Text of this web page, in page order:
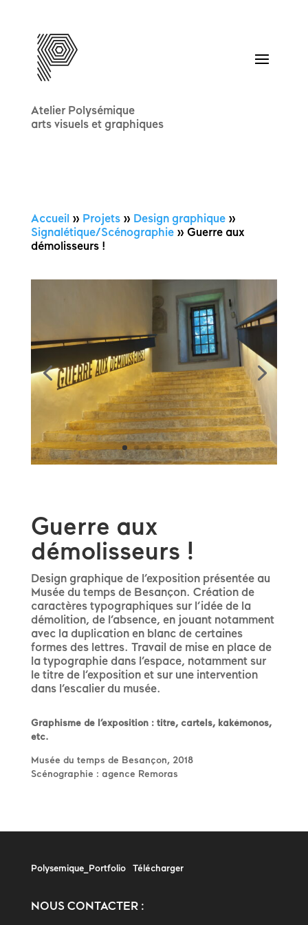
Atelier Polysémique
arts visuels et graphiques
Accueil » Projets» Design graphique»
Signalétique/Scénographie» Guerre aux
démolisseurs !
Guerre aux
démolisseurs !
Design graphique de l’exposition présentée au
Musée du temps de Besançon. Création de
caractères typographiques sur l’idée de la
démolition, de l’absence, en jouant notamment
avec la duplication en blanc de certaines
formes des lettres. Travail de mise en place de
la typographie dans l’espace, notamment sur
le titre de l’exposition et sur une intervention
dans l’escalier du musée.
Graphisme de l’exposition : titre, cartels, kakémonos,
etc.
Musée du temps de Besançon, 2018
Scénographie : agence Remoras
Polysemique_Portfolio Télécharger
NOUS CONTACTER :